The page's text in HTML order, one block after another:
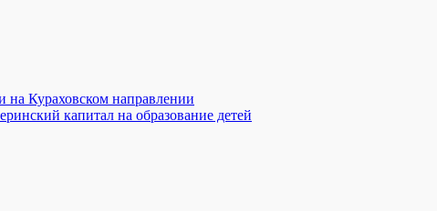
на Кураховском направлении
капитал на образование детей